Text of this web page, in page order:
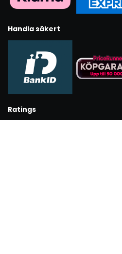
Handla säkert
Ratings